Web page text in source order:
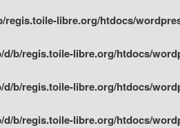
regis.toile-libre.org/htdocs/
d/b/regis.toile-libre.org/htdocs/
d/b/regis.toile-libre.org/htdocs/
d/b/regis.toile-libre.org/htdocs/